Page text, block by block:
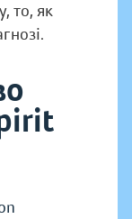
то, як